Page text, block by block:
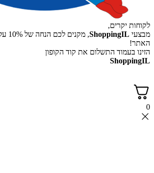
לקוחות יקרים,
מבצעי ShoppingIL
,
האתר!
הזינו בעמוד התשלום את קוד הקופון
ShoppingIL
0